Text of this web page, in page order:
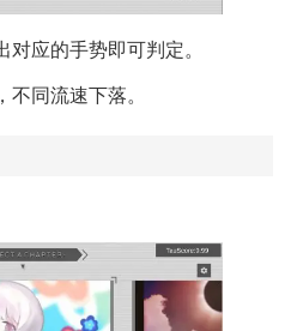
应的手势即可判定。
同流速下落。